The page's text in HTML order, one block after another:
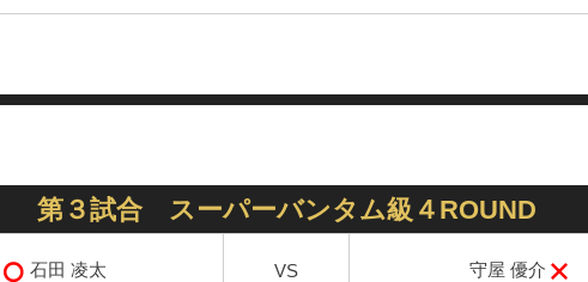
第３試合 スーパーバンタム級４ROUND
石田 凌太 VS 守屋 優介